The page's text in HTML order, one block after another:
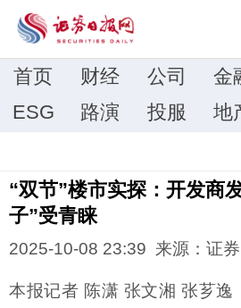
首页 财经 公司 金
ESG
路演 投服 地
“双节”楼市实探：开发商
子”受青睐
2025-10-08 23:39 来源：证
本报记者 陈潇 张文湘 张芗逸